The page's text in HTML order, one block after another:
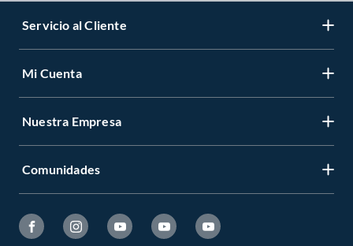
Servicio al Cliente
Mi Cuenta
Nuestra Empresa
Comunidades